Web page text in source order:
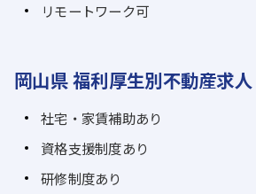
リモートワーク可
岡山県 福利厚生別不動産求人
社宅・家賃補助あり
資格支援制度あり
研修制度あり